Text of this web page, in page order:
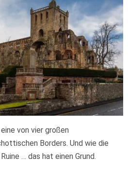
von vier großen
Borders. Und wie die
… das hat einen Grund.